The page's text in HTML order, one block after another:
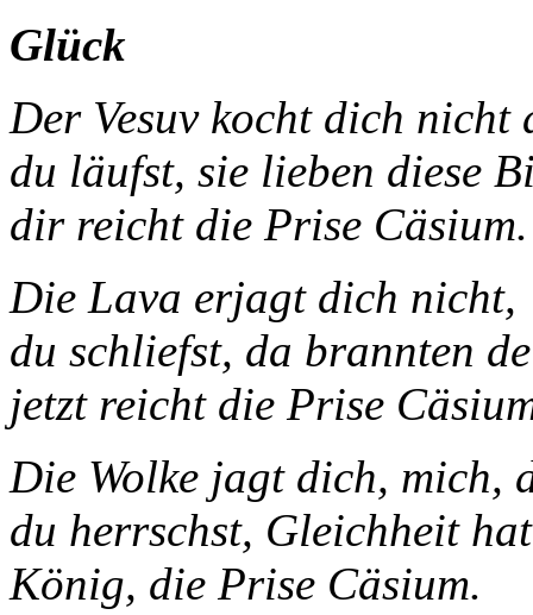
Glück
Der Vesuv kocht
du läufst, sie lieben diese
dir reicht die Prise Cäsium.
Die Lava erjagt dich nicht,
du schliefst, da brannten
jetzt reicht die Prise
Die Wolke jagt dich, mich,
du herrschst, Gleichheit
König, die Prise Cäsium.